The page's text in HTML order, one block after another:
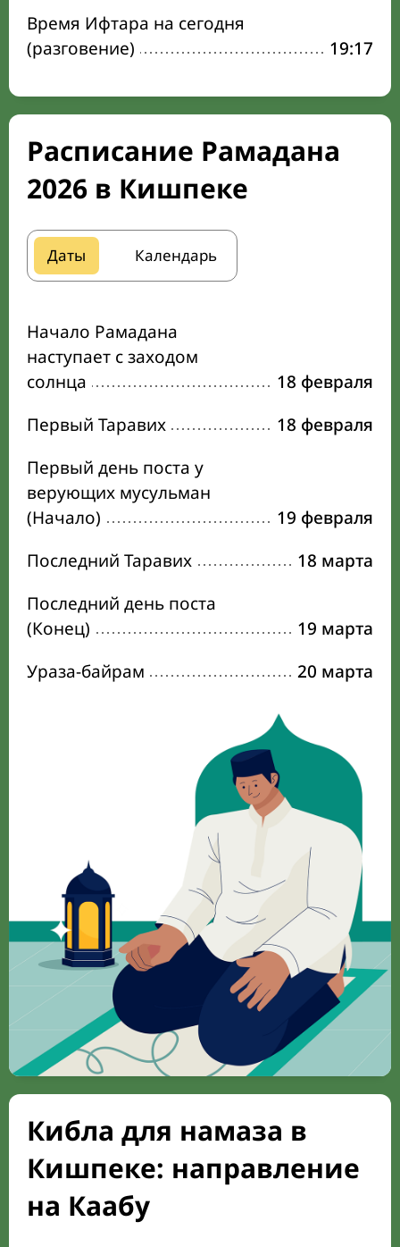
Время Ифтара на сегодня
(разговение)
19:17
Расписание Рамадана
2026 в Кишпеке
Даты Календарь
Начало Рамадана
наступает с заходом
солнца
18 февраля
Первый Таравих
18 февраля
Первый день поста у
верующих мусульман
(Начало)
19 февраля
Последний Таравих
18 марта
Последний день поста
(Конец)
19 марта
Ураза-байрам
20 марта
Кибла для намаза в
Кишпеке: направление
на Каабу